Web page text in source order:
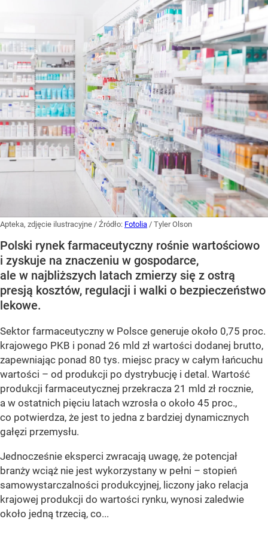
Apteka, zdjęcie ilustracyjne / Źródło: Fotolia / Tyler Olson
Polski rynek farmaceutyczny rośnie wartościowo
i zyskuje na znaczeniu w gospodarce,
ale w najbliższych latach zmierzy się z ostrą
presją kosztów, regulacji i walki o bezpieczeństwo
lekowe.
Sektor farmaceutyczny w Polsce generuje około 0,75 proc.
krajowego PKB i ponad 26 mld zł wartości dodanej brutto,
zapewniając ponad 80 tys. miejsc pracy w całym łańcuchu
wartości – od produkcji po dystrybucję i detal. Wartość
produkcji farmaceutycznej przekracza 21 mld zł rocznie,
a w ostatnich pięciu latach wzrosła o około 45 proc.,
co potwierdza, że jest to jedna z bardziej dynamicznych
gałęzi przemysłu.
Jednocześnie eksperci zwracają uwagę, że potencjał
branży wciąż nie jest wykorzystany w pełni – stopień
samowystarczalności produkcyjnej, liczony jako relacja
krajowej produkcji do wartości rynku, wynosi zaledwie
około jedną trzecią, co...